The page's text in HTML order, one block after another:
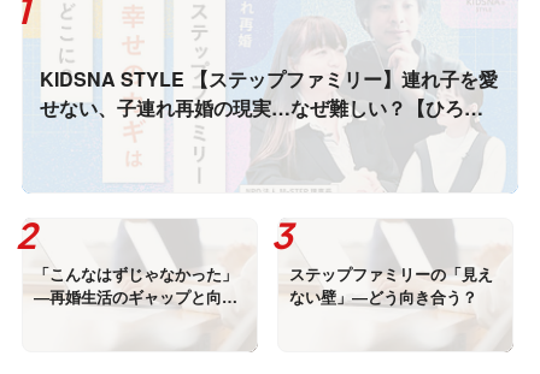
KIDSNA STYLE 【ステップファミリー】連れ子を愛
せない、子連れ再婚の現実…なぜ難しい？【ひろゆ
「こんなはずじゃなかった」
―再婚生活のギャップと向き
ステップファミリーの「見え
ない壁」―どう向き合う？